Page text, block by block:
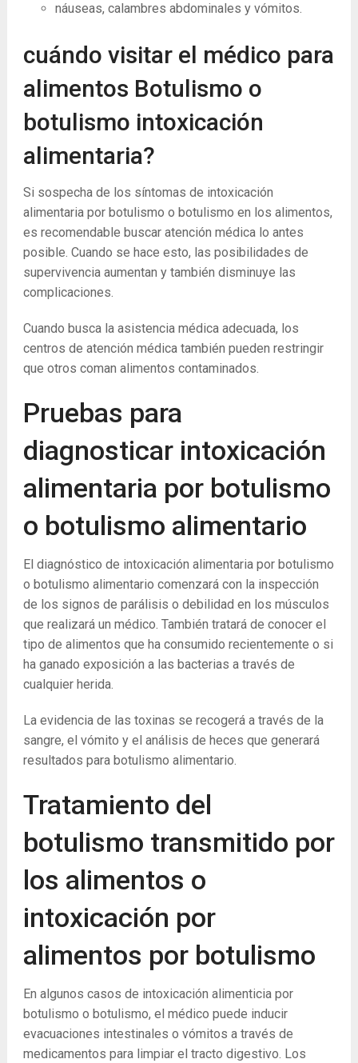
náuseas, calambres abdominales y vómitos.
cuándo visitar el médico para
alimentos Botulismo o
botulismo intoxicación
alimentaria?
Si sospecha de los síntomas de intoxicación
alimentaria por botulismo o botulismo en los alimentos,
es recomendable buscar atención médica lo antes
posible. Cuando se hace esto, las posibilidades de
supervivencia aumentan y también disminuye las
complicaciones.
Cuando busca la asistencia médica adecuada, los
centros de atención médica también pueden restringir
que otros coman alimentos contaminados.
Pruebas para
diagnosticar intoxicación
alimentaria por botulismo
o botulismo alimentario
El diagnóstico de intoxicación alimentaria por botulismo
o botulismo alimentario comenzará con la inspección
de los signos de parálisis o debilidad en los músculos
que realizará un médico. También tratará de conocer el
tipo de alimentos que ha consumido recientemente o si
ha ganado exposición a las bacterias a través de
cualquier herida.
La ​​evidencia de las toxinas se recogerá a través de la
sangre, el vómito y el análisis de heces que generará
resultados para botulismo alimentario.
Tratamiento del
botulismo transmitido por
los alimentos o
intoxicación por
alimentos por botulismo
En algunos casos de intoxicación alimenticia por
botulismo o botulismo, el médico puede inducir
evacuaciones intestinales o vómitos a través de
medicamentos para limpiar el tracto digestivo. Los